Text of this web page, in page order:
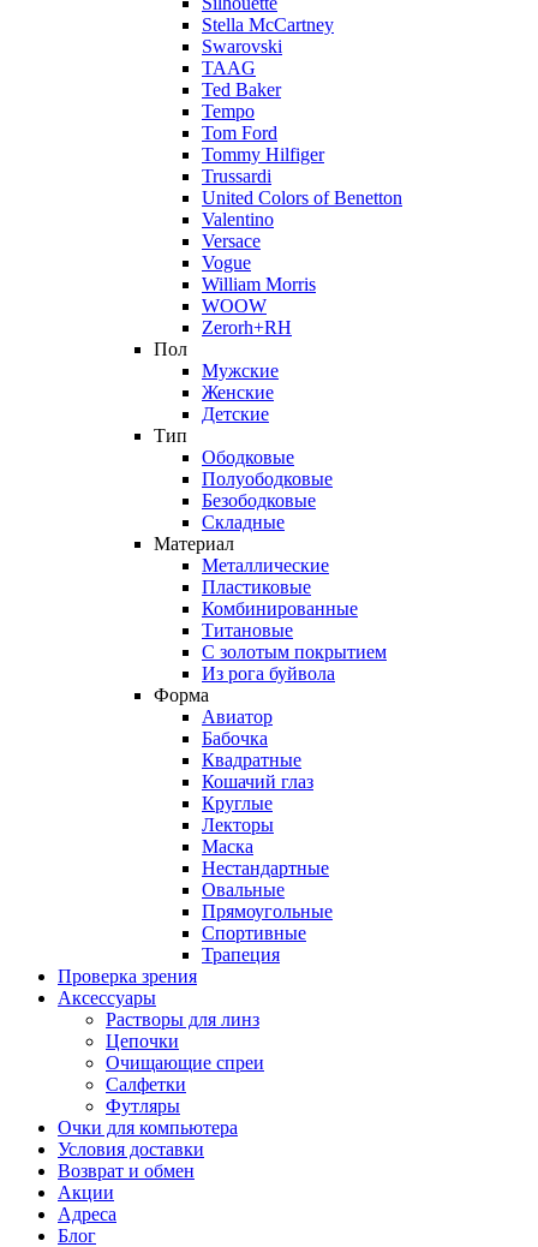
Stella McCartney
Swarovski
TAAG
Ted Baker
Tempo
Tom Ford
Tommy Hilfiger
Trussardi
United Colors of Benetton
Valentino
Versace
Vogue
William Morris
WOOW
Zerorh+RH
Пол
Мужские
Женские
Детские
Тип
Ободковые
Полуободковые
Безободковые
Складные
Материал
Металлические
Пластиковые
Комбинированные
Титановые
С золотым покрытием
Из рога буйвола
Форма
Авиатор
Бабочка
Квадратные
Кошачий глаз
Круглые
Лекторы
Маска
Нестандартные
Овальные
Прямоугольные
Спортивные
Трапеция
Проверка зрения
Аксессуары
Растворы для линз
Цепочки
Очищающие спреи
Салфетки
Футляры
Очки для компьютера
Условия доставки
Возврат и обмен
Акции
Адреса
Блог